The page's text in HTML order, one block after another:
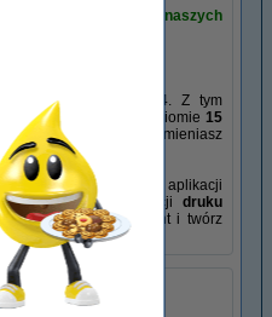
zestawem naszych
do koszyka.
atramentowa A4. Z tym
drukowania na poziomie 15
zawsze wymieniasz
Fi Direct i przydatnych aplikacji
proste, a dzięki opcji druku
za pomocą E-mail Print i twórz